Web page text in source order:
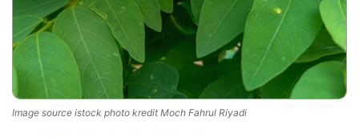
Image source istock photo kredit Moch Fahrul Riyadi